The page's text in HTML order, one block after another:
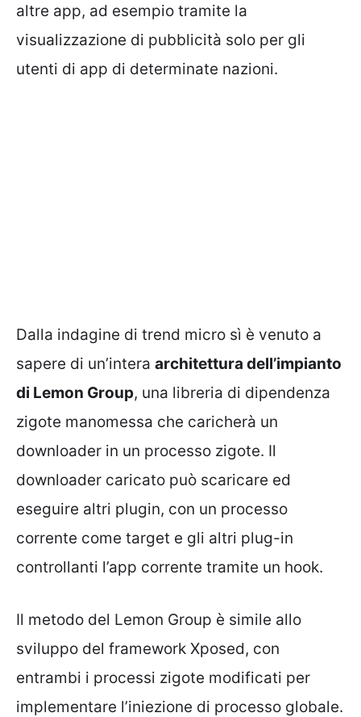
altre app, ad esempio tramite la
visualizzazione di pubblicità solo per gli
utenti di app di determinate nazioni.
Dalla indagine di trend micro sì è venuto a
sapere di un’intera architettura dell’impianto
di Lemon Group, una libreria di dipendenza
zigote manomessa che caricherà un
downloader in un processo zigote. Il
downloader caricato può scaricare ed
eseguire altri plugin, con un processo
corrente come target e gli altri plug-in
controllanti l’app corrente tramite un hook.
Il metodo del Lemon Group è simile allo
sviluppo del framework Xposed, con
entrambi i processi zigote modificati per
implementare l’iniezione di processo globale.